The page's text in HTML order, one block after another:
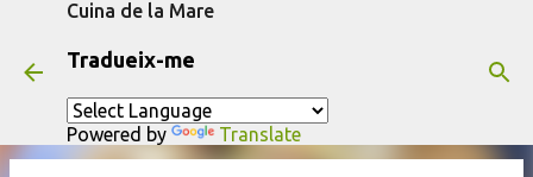
Cuina de la Mare
Tradueix-me
Powered by Translate